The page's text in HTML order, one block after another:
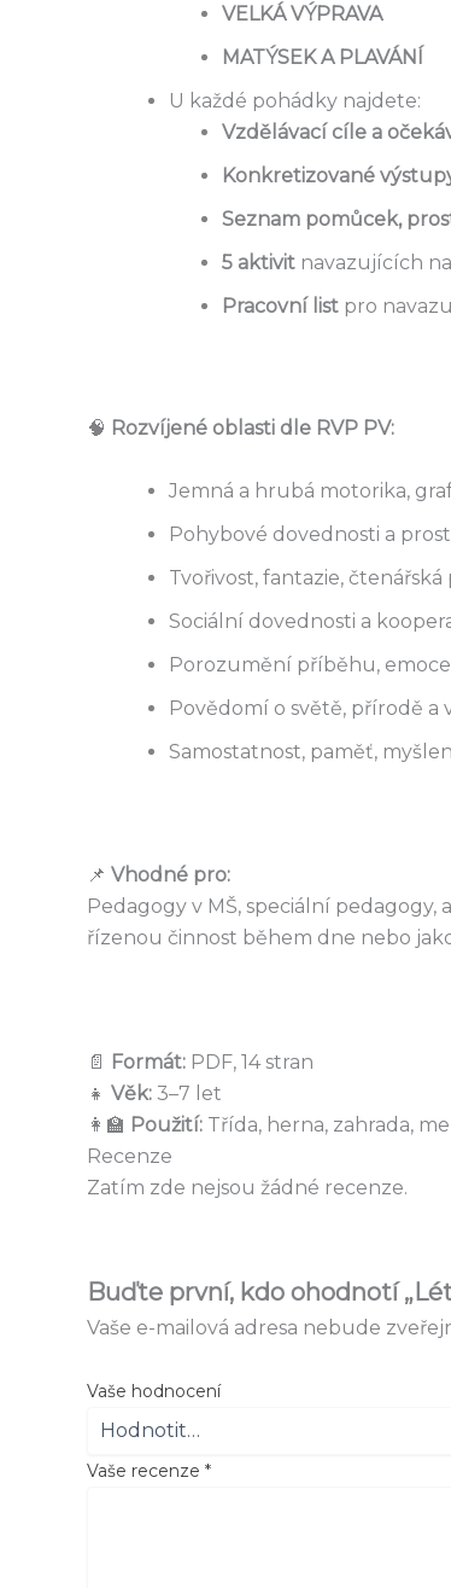
VELKÁ VÝPRAVA
MATÝSEK A PLAVÁNÍ
U každé pohádky najdete:
Vzdělávací cíle a
Konkretizované
Seznam pomůcek,
5 aktivit navazujících
Pracovní list pro
🧠 Rozvíjené oblasti dle RVP PV:
Jemná a hrubá motorika,
Pohybové dovednosti a
Tvořivost, fantazie,
Sociální dovednosti a
Porozumění příběhu,
Povědomí o světě, přírodě a
Samostatnost, paměť,
📌 Vhodné pro:
Pedagogy v MŠ, speciální
řízenou činnost během dne nebo
📄 Formát: PDF, 14 stran
👧 Věk: 3–7 let
👩‍🏫 Použití: Třída, herna, zahrada,
Recenze
Zatím zde nejsou žádné recenze.
Buďte první, kdo ohodnotí
Vaše e-mailová adresa nebude
Vaše hodnocení
Vaše recenze *